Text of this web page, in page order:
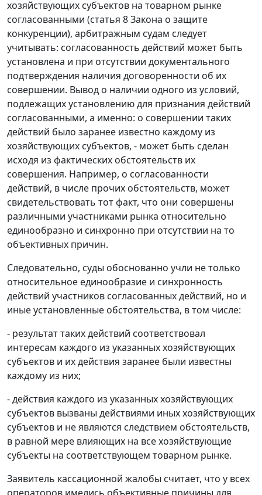
хозяйствующих субъектов на товарном рынке
согласованными (статья 8Закона о защите
конкуренции), арбитражным судам следует
учитывать: согласованность действий может быть
установлена и при отсутствии документального
подтверждения наличия договоренности об их
совершении. Вывод о наличии одного из условий,
подлежащих установлению для признания действий
согласованными, а именно: о совершении таких
действий было заранее известно каждому из
хозяйствующих субъектов, - может быть сделан
исходя из фактических обстоятельств их
совершения. Например, о согласованности
действий, в числе прочих обстоятельств, может
свидетельствовать тот факт, что они совершены
различными участниками рынка относительно
единообразно и синхронно при отсутствии на то
объективных причин.
Следовательно, суды обоснованно учли не только
относительное единообразие и синхронность
действий участников согласованных действий, но и
иные установленные обстоятельства, в том числе:
- результат таких действий соответствовал
интересам каждого из указанных хозяйствующих
субъектов и их действия заранее были известны
каждому из них;
- действия каждого из указанных хозяйствующих
субъектов вызваны действиями иных хозяйствующих
субъектов и не являются следствием обстоятельств,
в равной мере влияющих на все хозяйствующие
субъекты на соответствующем товарном рынке.
Заявитель кассационной жалобы считает, что у всех